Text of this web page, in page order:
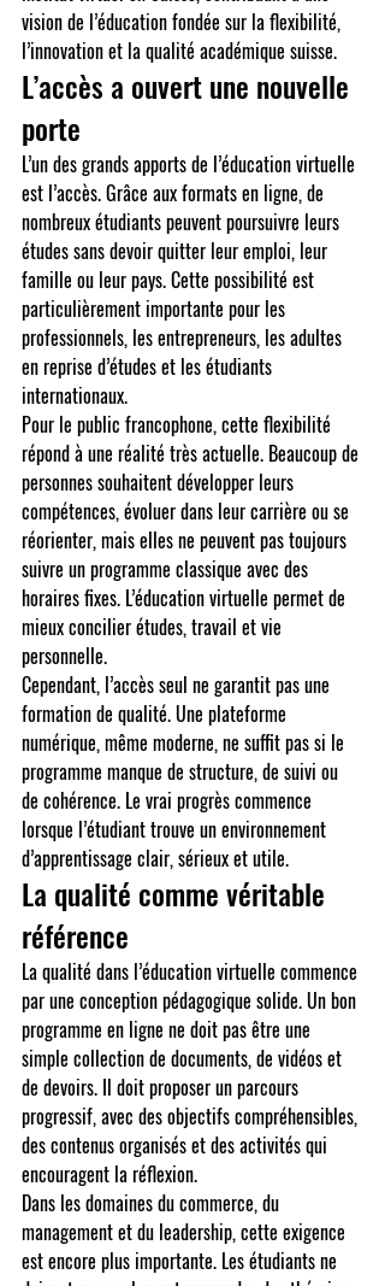
vision de l’éducation fondée sur la flexibilité,
l’innovation et la qualité académique suisse.
L’accès a ouvert une nouvelle
porte
L’un des grands apports de l’éducation virtuelle
est l’accès. Grâce aux formats en ligne, de
nombreux étudiants peuvent poursuivre leurs
études sans devoir quitter leur emploi, leur
famille ou leur pays. Cette possibilité est
particulièrement importante pour les
professionnels, les entrepreneurs, les adultes
en reprise d’études et les étudiants
internationaux.
Pour le public francophone, cette flexibilité
répond à une réalité très actuelle. Beaucoup de
personnes souhaitent développer leurs
compétences, évoluer dans leur carrière ou se
réorienter, mais elles ne peuvent pas toujours
suivre un programme classique avec des
horaires fixes. L’éducation virtuelle permet de
mieux concilier études, travail et vie
personnelle.
Cependant, l’accès seul ne garantit pas une
formation de qualité. Une plateforme
numérique, même moderne, ne suffit pas si le
programme manque de structure, de suivi ou
de cohérence. Le vrai progrès commence
lorsque l’étudiant trouve un environnement
d’apprentissage clair, sérieux et utile.
La qualité comme véritable
référence
La qualité dans l’éducation virtuelle commence
par une conception pédagogique solide. Un bon
programme en ligne ne doit pas être une
simple collection de documents, de vidéos et
de devoirs. Il doit proposer un parcours
progressif, avec des objectifs compréhensibles,
des contenus organisés et des activités qui
encouragent la réflexion.
Dans les domaines du commerce, du
management et du leadership, cette exigence
est encore plus importante. Les étudiants ne